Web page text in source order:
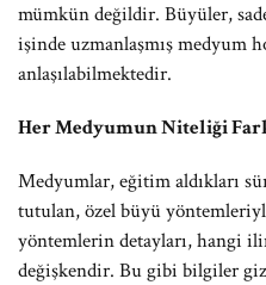
mümkün değildir. Büyüler,
işinde uzmanlaşmış medyum
anlaşılabilmektedir.
Her Medyumun Niteliği
Medyumlar, eğitim aldıkları
tutulan, özel büyü
yöntemlerin detayları, hangi
değişkendir. Bu gibi bilgiler